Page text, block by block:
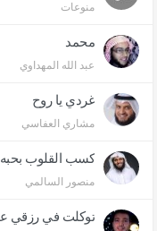
منوعات
محمد
عبد الله المهداوي
غردي يا روح
مشاري العفاسي
كسب القلوب بحبه
منصور السالمي